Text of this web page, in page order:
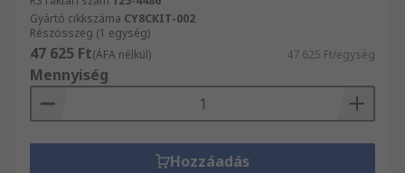
Gyártó cikkszáma CY8CKIT-002
Részösszeg (1 egység)
47 625 Ft(ÁFA nélkül) 47 625 Ft/egység
Mennyiség
Hozzáadás